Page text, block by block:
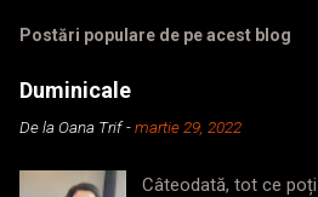
Postări populare de pe acest blog
Duminicale
De laOana Trif -martie 29, 2022
Câteodată, tot ce